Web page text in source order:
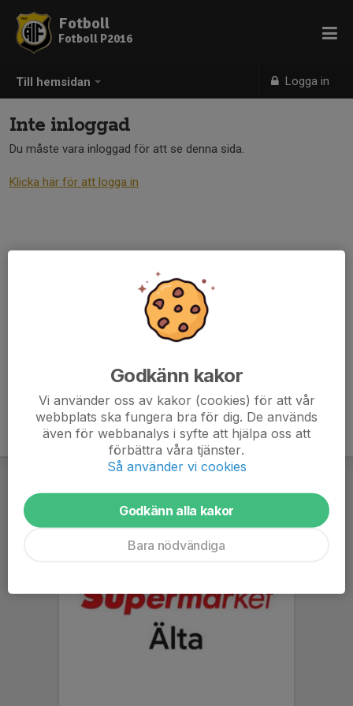
Till hemsidan Logga in
Fotboll
Fotboll P2016
Inte inloggad
Du måste vara inloggad för att se denna sida.
Klicka här för att logga in
Godkänn kakor
Vi använder oss av kakor (cookies) för att vår
webbplats ska fungera bra för dig. De används
även för webbanalys i syfte att hjälpa oss att
förbättra våra tjänster.
Så använder vi cookies
Godkänn alla kakor
Bara nödvändiga